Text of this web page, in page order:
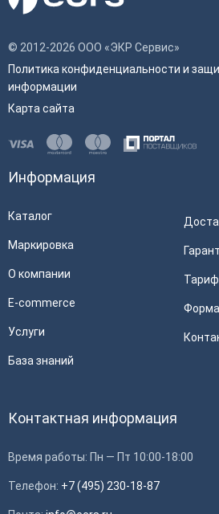
© 2012-2026 ООО «ЭКР Сервис»
Политика конфиденциальности и
информации
Карта сайта
Информация
Каталог
Маркировка
О компании
E-commerce
Услуги
База знаний
Контактная информация
Время работы: Пн — Пт 10:00-18:00
Телефон: +7 (495) 230-18-87